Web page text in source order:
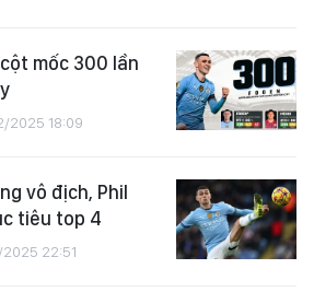
mốc 300 lần
2025 18:09
vô địch, Phil
tiêu top 4
2025 22:51